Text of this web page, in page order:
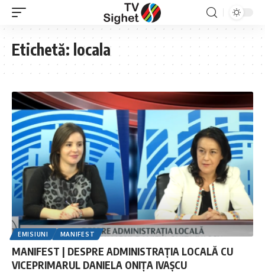
Etichetă: locala
EMISIUNI MANIFEST
MANIFEST | DESPRE ADMINISTRAȚIA LOCALĂ CU
VICEPRIMARUL DANIELA ONIȚA IVAȘCU